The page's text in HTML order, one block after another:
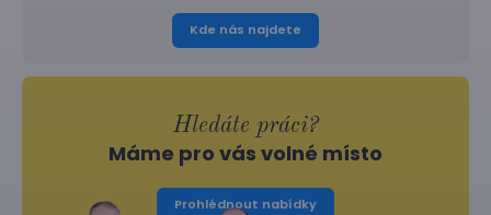
Kde nás najdete
Hledáte práci?
Máme pro vás volné místo
Prohlédnout nabídky